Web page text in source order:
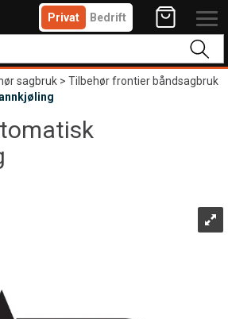
Privat Bedrift
sagbruk>Tilbehør frontier båndsagbruk